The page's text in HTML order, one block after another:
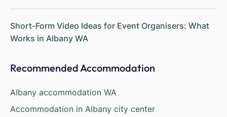
Short-Form Video Ideas for Event Organisers: What
Works in Albany WA
Recommended Accommodation
Albany accommodation WA
Accommodation in Albany city center